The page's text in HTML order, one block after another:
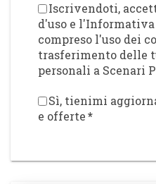
Iscrivendoti,
d'uso e
compreso l'uso dei
trasferimento delle
personali a Scenari
Sì, tienimi
e offerte*